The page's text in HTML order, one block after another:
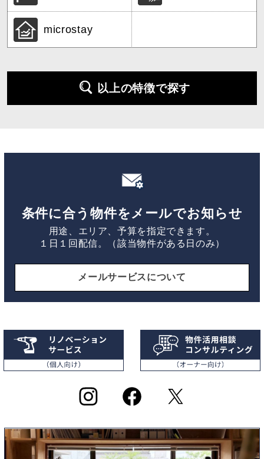
microstay
以上の特徴で探す
条件に合う物件をメールでお知らせ
用途、エリア、予算を指定できます。
１日１回配信。（該当物件がある日のみ）
メールサービスについて